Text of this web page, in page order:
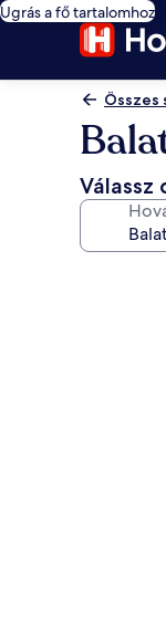
Ugrás a fő tartalomhoz
Összes
Válassz